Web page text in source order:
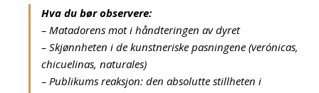
Hva du bør observere:
– Matadorens mot i håndteringen av dyret
– Skjønnheten i de kunstneriske pasningene (verónicas,
chicuelinas, naturales)
– Publikums reaksjon: den absolutte stillheten i